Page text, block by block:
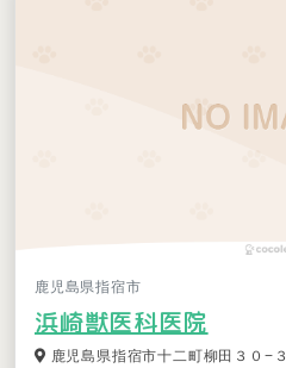
鹿児島県指宿市
浜崎獣医科医院
鹿児島県指宿市十二町柳田３０−３